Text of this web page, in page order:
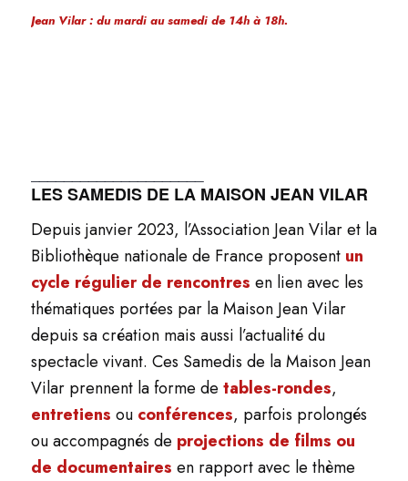
Jean Vilar : du mardi au samedi de 14h à 18h.
LES SAMEDIS DE LA MAISON JEAN VILAR
Depuis janvier 2023, l’Association Jean Vilar et la
Bibliothèque nationale de France proposent un
cycle régulier de rencontres en lien avec les
thématiques portées par la Maison Jean Vilar
depuis sa création mais aussi l’actualité du
spectacle vivant. Ces Samedis de la Maison Jean
Vilar prennent la forme de tables-rondes,
entretiens ou conférences, parfois prolongés
ou accompagnés de projections de films ou
de documentaires en rapport avec le thème